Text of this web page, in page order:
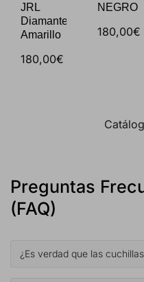
JRL
Diamante
Amarillo
180,00€
NEGRO
180,00€
Preguntas
(FAQ)
¿Es verdad que las